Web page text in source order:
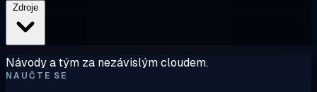
Návody a tým za nezávislým cloudem.
NAUČTE SE